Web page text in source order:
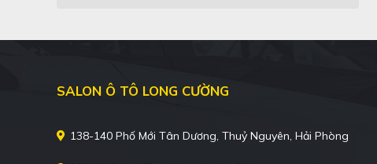
SALON Ô TÔ LONG CƯỜNG
138-140 Phố Mới Tân Dương, Thuỷ Nguyên, Hải Phòng